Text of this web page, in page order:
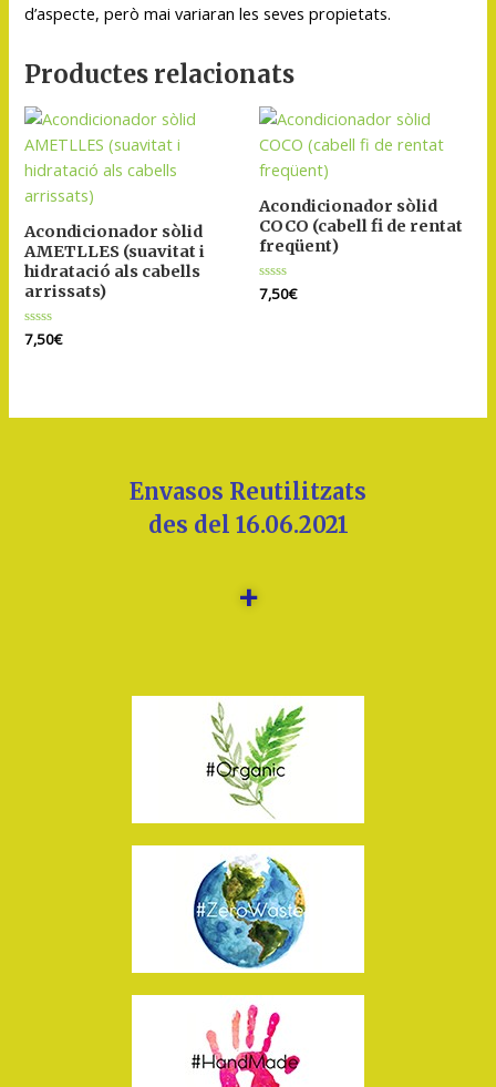
d’aspecte, però mai variaran les seves propietats.
Productes relacionats
Acondicionador sòlid
AMETLLES (suavitat i
hidratació als cabells
arrissats)
Puntuat
amb
7,50€
Acondicionador sòlid
COCO (cabell fi de rentat
freqüent)
Puntuat
amb
7,50€
Envasos Reutilitzats
des del 16.06.2021
+